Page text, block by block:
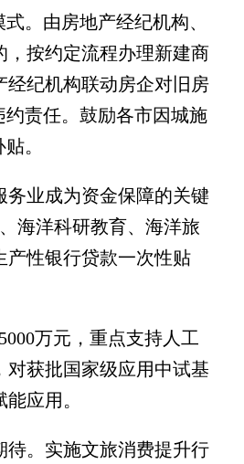
。由房地产经纪机构、
，按约定流程办理新建商
经纪机构联动房企对旧房
责任。鼓励各市因城施
。
业成为资金保障的关键
海洋科研教育、海洋旅
产性银行贷款一次性贴
万元，重点支持人工
获批国家级应用中试基
应用。
。实施文旅消费提升行